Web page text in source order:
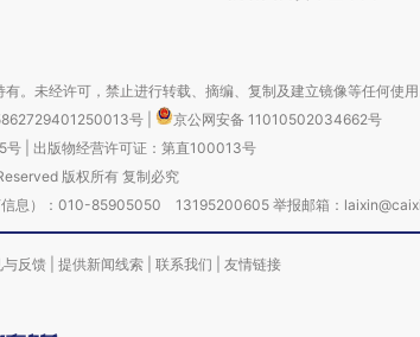
。未经许可，禁止进行转载、摘编、复制及建立镜像等任何使用
号
京公网安备 11010502034662号
号| 出版物经营许可证：第直100013号
版权所有 复制必究
信息）：010-85905050 13195200605 举报邮箱：
与反馈 提供新闻线索 联系我们 友情链接